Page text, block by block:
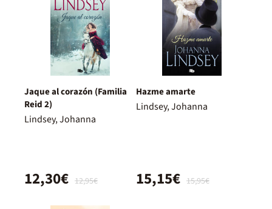
Jaque al corazón (Familia
Reid 2)
Lindsey, Johanna
12,95€
12,30€
Hazme amarte
Lindsey, Johanna
15,95€
15,15€